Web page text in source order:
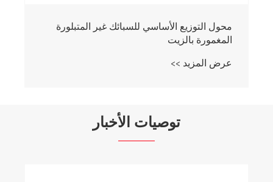
توصيات الأخبار